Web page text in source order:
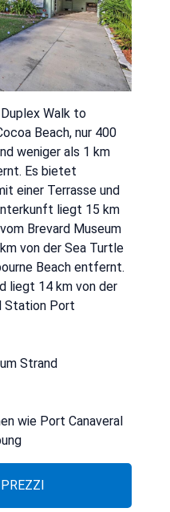
Walk to
Beach, nur 400
weniger als 1 km
Es bietet
einer Terrasse und
liegt 15 km
Brevard Museum
von der Sea Turtle
Beach entfernt.
liegt 14 km von der
Station Port
Strand
wie Port Canaveral